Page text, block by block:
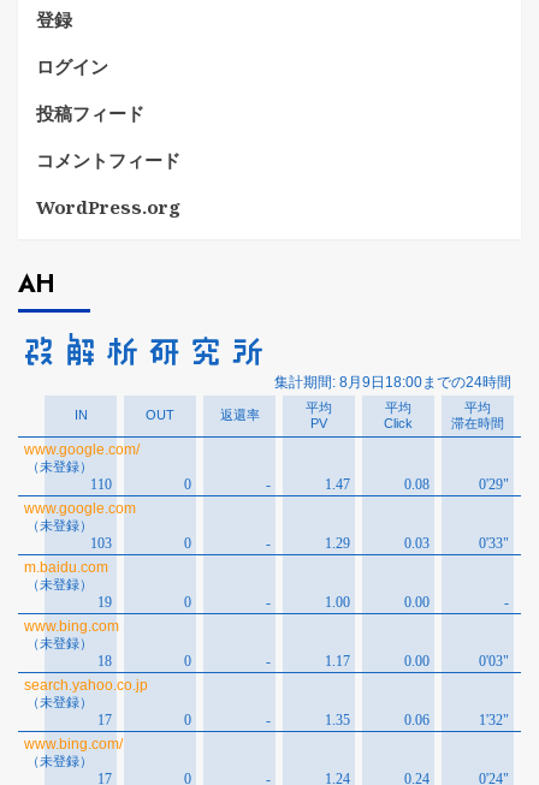
登録
ログイン
投稿フィード
コメントフィード
WordPress.org
AH